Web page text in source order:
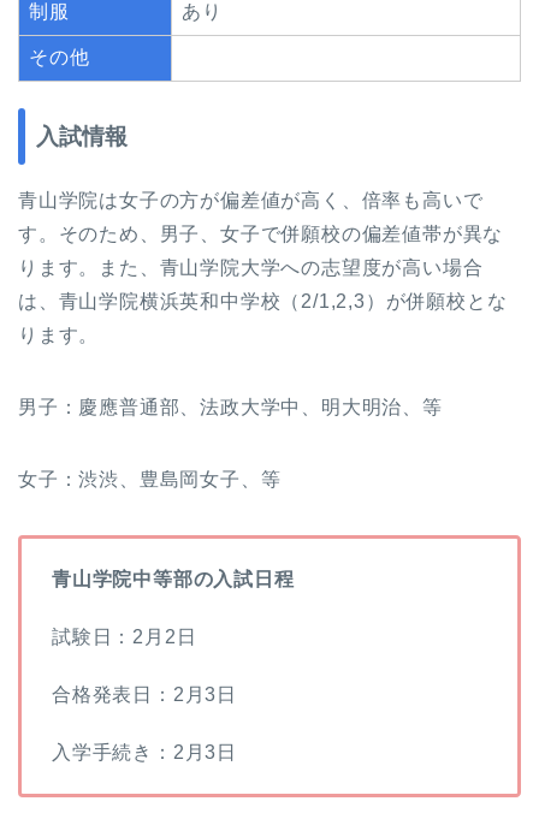
制服 あり
その他
入試情報
青山学院は女子の方が偏差値が高く、倍率も高いで
す。そのため、男子、女子で併願校の偏差値帯が異な
ります。また、青山学院大学への志望度が高い場合
は、青山学院横浜英和中学校（2/1,2,3）が併願校とな
ります。
男子：慶應普通部、法政大学中、明大明治、等
女子：渋渋、豊島岡女子、等
青山学院中等部の入試日程
試験日：2月2日
合格発表日：2月3日
入学手続き：2月3日